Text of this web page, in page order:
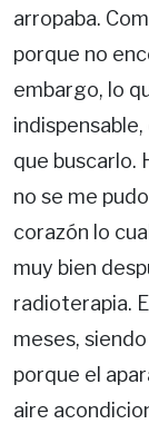
arropaba.
porque no
embargo, lo
que buscarlo.
no se me
corazón lo
muy bien
radioterapia.
meses,
porque el
aire